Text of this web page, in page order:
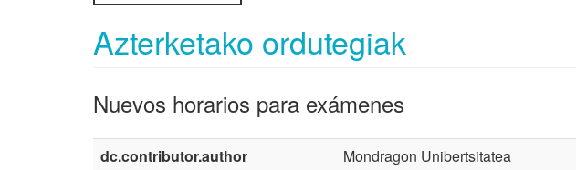
Azterketako ordutegiak
Nuevos horarios para exámenes
dc.contributor.author
Mondragon Unibertsitatea